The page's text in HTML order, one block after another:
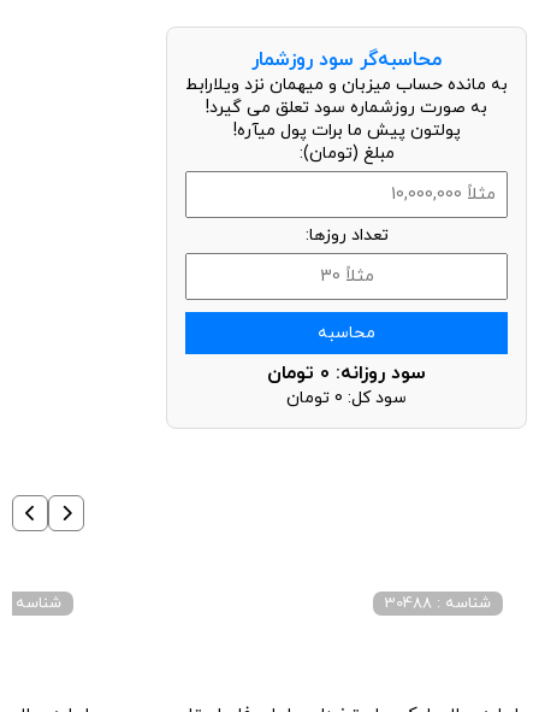
محاسبه‌گر سود روزشمار
به مانده حساب میزبان و میهمان نزد ویلارابط
به صورت روزشماره سود تعلق می گیرد!
پولتون پیش ما برات پول میآره!
مبلغ (تومان):
تعداد روزها:
محاسبه
سود روزانه: 0 تومان
سود کل: 0 تومان
شناسه : 30488 شناسه : 2053